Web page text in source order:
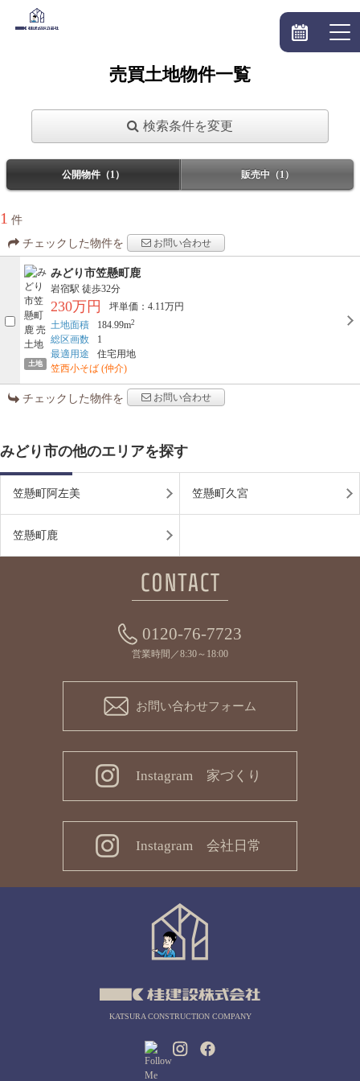
売買土地物件一覧
検索条件を変更
公開物件（1） 販売中（1）
1 件
チェックした物件を
お問い合わせ
土地
みどり市笠懸町鹿
岩宿駅 徒歩32分
230万円
坪単価：4.11万円
土地面積
184.99m2
総区画数
1
最適用途
住宅用地
笠西小そば (仲介)
チェックした物件を お問い合わせ
みどり市の他のエリアを探す
笠懸町阿左美 笠懸町久宮
笠懸町鹿
0120-76-7723
営業時間／8:30～18:00
お問い合わせフォーム
Instagram 家づくり
Instagram 会社日常
KATSURA CONSTRUCTION COMPANY